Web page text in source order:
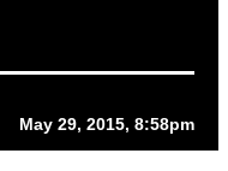
May 29, 2015, 8:58pm